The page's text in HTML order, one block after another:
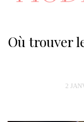
a
v
i
Où trouver
2